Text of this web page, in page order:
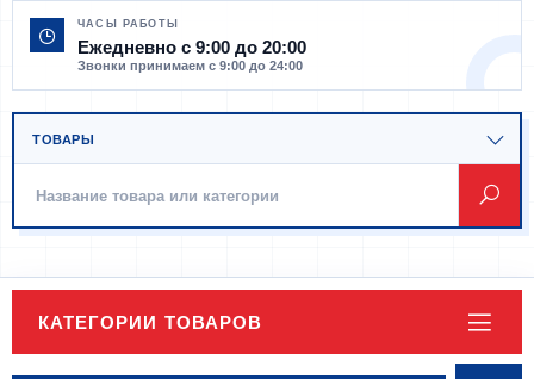
ЧАСЫ РАБОТЫ
Ежедневно с 9:00 до 20:00
Звонки принимаем с 9:00 до 24:00
КАТЕГОРИИ ТОВАРОВ